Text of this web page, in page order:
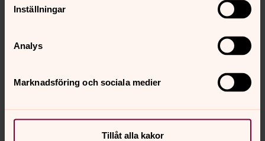
Inställningar
Analys
Marknadsföring och sociala medier
Tillåt alla kakor